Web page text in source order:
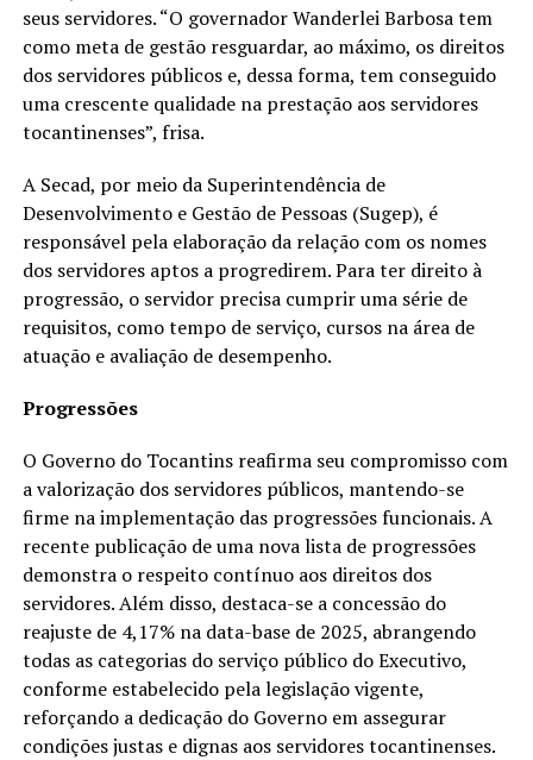
seus servidores. “O governador Wanderlei Barbosa tem
como meta de gestão resguardar, ao máximo, os direitos
dos servidores públicos e, dessa forma, tem conseguido
uma crescente qualidade na prestação aos servidores
tocantinenses”, frisa.
A Secad, por meio da Superintendência de
Desenvolvimento e Gestão de Pessoas (Sugep), é
responsável pela elaboração da relação com os nomes
dos servidores aptos a progredirem. Para ter direito à
progressão, o servidor precisa cumprir uma série de
requisitos, como tempo de serviço, cursos na área de
atuação e avaliação de desempenho.
Progressões
O Governo do Tocantins reafirma seu compromisso com
a valorização dos servidores públicos, mantendo-se
firme na implementação das progressões funcionais. A
recente publicação de uma nova lista de progressões
demonstra o respeito contínuo aos direitos dos
servidores. Além disso, destaca-se a concessão do
reajuste de 4,17% na data-base de 2025, abrangendo
todas as categorias do serviço público do Executivo,
conforme estabelecido pela legislação vigente,
reforçando a dedicação do Governo em assegurar
condições justas e dignas aos servidores tocantinenses.